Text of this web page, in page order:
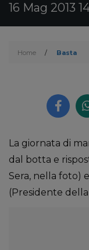
16 Mag 2013
Home / Basta
La giornata di
dal botta e
Sera, nella foto) e
(Presidente